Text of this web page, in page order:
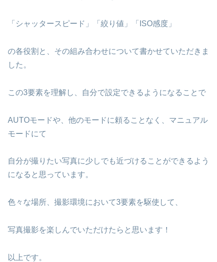
「シャッタースピード」「絞り値」「ISO感度」
の各役割と、その組み合わせについて書かせていただきま
した。
この3要素を理解し、自分で設定できるようになることで
AUTOモードや、他のモードに頼ることなく、マニュアル
モードにて
自分が撮りたい写真に少しでも近づけることができるよう
になると思っています。
色々な場所、撮影環境において3要素を駆使して、
写真撮影を楽しんでいただけたらと思います！
以上です。